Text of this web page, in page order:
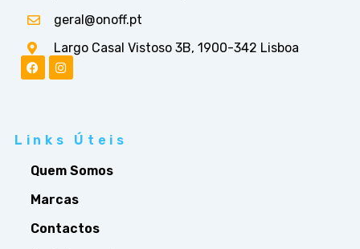
geral@onoff.pt
Largo Casal Vistoso 3B, 1900-342 Lisboa
Links Úteis
Quem Somos
Marcas
Contactos